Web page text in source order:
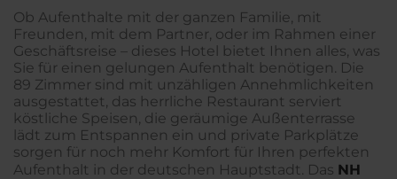
Ob Aufenthalte mit der ganzen Familie, mit
Freunden, mit dem Partner, oder im Rahmen einer
Geschäftsreise – dieses Hotel bietet Ihnen alles, was
Sie für einen gelungen Aufenthalt benötigen. Die
89 Zimmer sind mit unzähligen Annehmlichkeiten
ausgestattet, das herrliche Restaurant serviert
köstliche Speisen, die geräumige Außenterrasse
lädt zum Entspannen ein und private Parkplätze
sorgen für noch mehr Komfort für Ihren perfekten
Aufenthalt in der deutschen Hauptstadt. Das NH